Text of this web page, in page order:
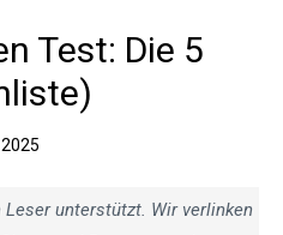
Test: Die 5
Leser unterstützt. Wir verlinken